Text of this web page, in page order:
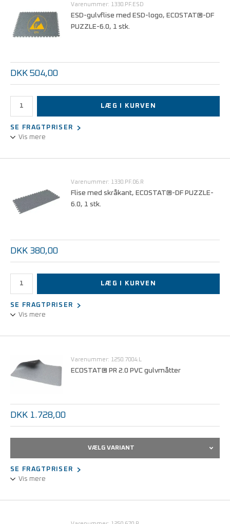
Varenummer: 1330.PF.ESD
ESD-gulvflise med ESD-logo, ECOSTAT®-DF
PUZZLE-6.0, 1 stk.
DKK 504,00
LÆG I KURVEN
SE FRAGTPRISER
Vis mere
Varenummer: 1330.PF.06.R
Flise med skråkant, ECOSTAT®-DF PUZZLE-
6.0, 1 stk.
DKK 380,00
LÆG I KURVEN
SE FRAGTPRISER
Vis mere
Varenummer: 1250.7004.L
ECOSTAT® PR 2.0 PVC gulvmåtter
DKK 1.728,00
VÆLG VARIANT
SE FRAGTPRISER
Vis mere